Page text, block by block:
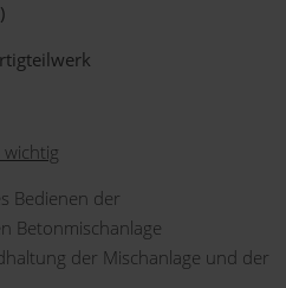
Bedienen der
Betonmischanlage
der Mischanlage und der